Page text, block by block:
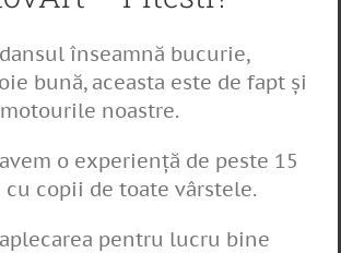
înseamnă bucurie,
bună, aceasta este de fapt și
noastre.
o experiență de peste 15
copii de toate vârstele.
pentru lucru bine